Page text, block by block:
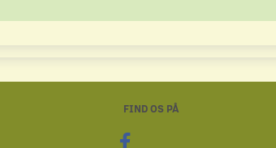
FIND OS PÅ